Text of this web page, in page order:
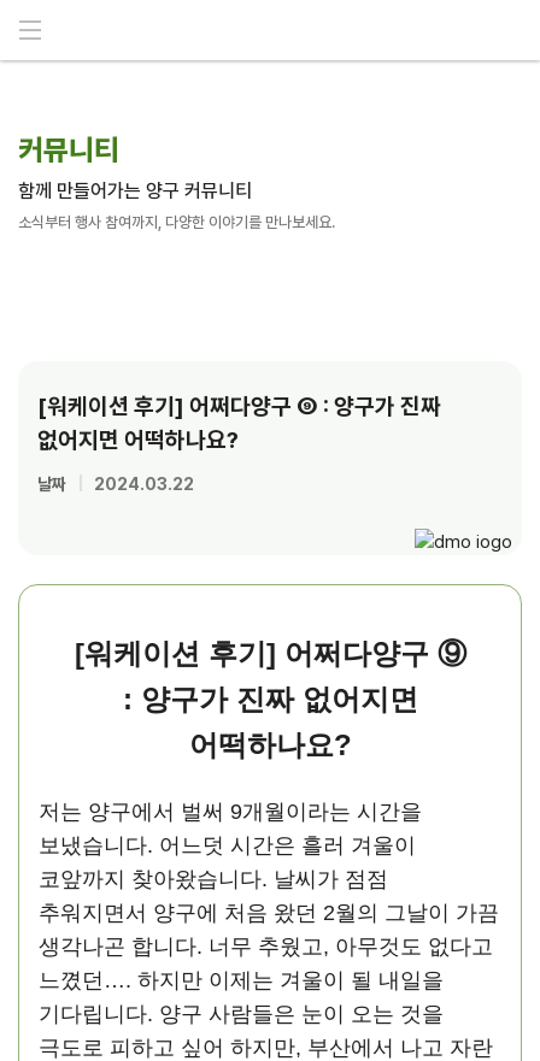
커뮤니티
함께 만들어가는 양구 커뮤니티
소식부터 행사 참여까지, 다양한 이야기를 만나보세요.
[워케이션 후기] 어쩌다양구 ⑨ : 양구가 진짜
없어지면 어떡하나요?
날짜 2024.03.22
[워케이션 후기] 어쩌다양구 ⑨
: 양구가 진짜 없어지면
어떡하나요?
저는 양구에서 벌써 9개월이라는 시간을
보냈습니다. 어느덧 시간은 흘러 겨울이
코앞까지 찾아왔습니다. 날씨가 점점
추워지면서 양구에 처음 왔던 2월의 그날이 가끔
생각나곤 합니다. 너무 추웠고, 아무것도 없다고
느꼈던…. 하지만 이제는 겨울이 될 내일을
기다립니다. 양구 사람들은 눈이 오는 것을
극도로 피하고 싶어 하지만, 부산에서 나고 자란